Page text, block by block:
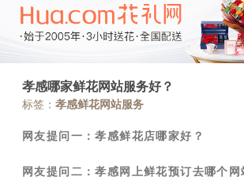
孝感哪家鲜花网站服务好？
标签： 孝感鲜花网站服务
网友提问一：孝感鲜花店哪家好？
网友提问二：孝感网上鲜花预订去哪个网